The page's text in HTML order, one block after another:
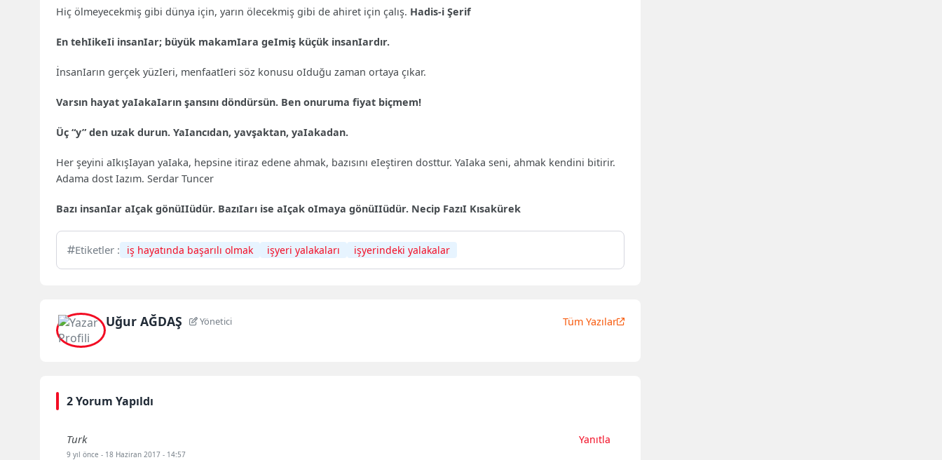
Hiç ölmeyecekmiş gibi dünya için, yarın ölecekmiş gibi de ahiret için çalış. Hadis-i Şerif
En tehIikeIi insanIar; büyük makamIara geImiş küçük insanIardır.
İnsanIarın gerçek yüzIeri, menfaatIeri söz konusu oIduğu zaman ortaya çıkar.
Varsın hayat yaIakaIarın şansını döndürsün. Ben onuruma fiyat biçmem!
Üç “y” den uzak durun. YaIancıdan, yavşaktan, yaIakadan.
Her şeyini aIkışIayan yaIaka, hepsine itiraz edene ahmak, bazısını eIeştiren dosttur. YaIaka seni, ahmak kendini bitirir.
Adama dost Iazım. Serdar Tuncer
Bazı insanIar aIçak gönüIIüdür. BazıIarı ise aIçak oImaya gönüIIüdür. Necip FazıI Kısakürek
Etiketler : iş hayatında başarılı olmak işyeri yalakaları işyerindeki yalakalar
Uğur AĞDAŞ Yönetici Tüm Yazılar
2 Yorum Yapıldı
Turk
9 yıl önce- 18 Haziran 2017 - 14:57
Yanıtla